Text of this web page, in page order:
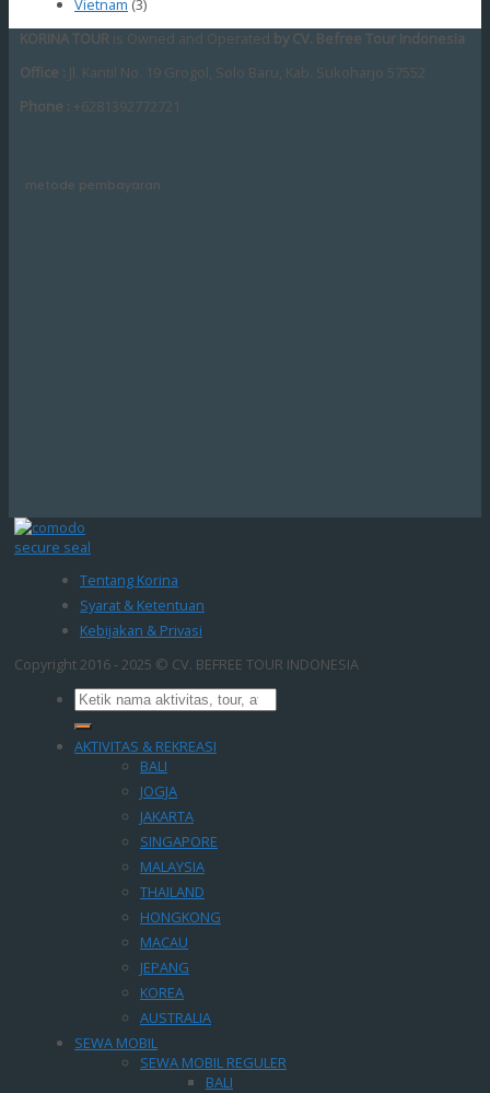
Vietnam (3)
KORINA TOUR is Owned and Operated by CV. Befree Tour Indonesia
Office : Jl. Kantil No. 19 Grogol, Solo Baru, Kab. Sukoharjo 57552
Phone : +6281392772721
metode pembayaran
Tentang Korina
Syarat & Ketentuan
Kebijakan & Privasi
Copyright 2016 - 2025 © CV. BEFREE TOUR INDONESIA
AKTIVITAS & REKREASI
BALI
JOGJA
JAKARTA
SINGAPORE
MALAYSIA
THAILAND
HONGKONG
MACAU
JEPANG
KOREA
AUSTRALIA
SEWA MOBIL
SEWA MOBIL REGULER
BALI